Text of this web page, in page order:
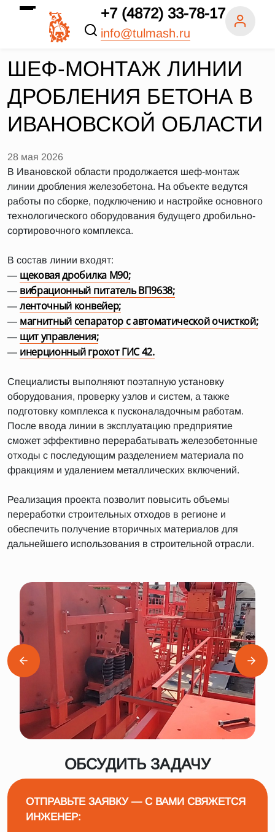
+7 (4872) 33-78-17
info@tulmash.ru
ШЕФ-МОНТАЖ ЛИНИИ
ДРОБЛЕНИЯ БЕТОНА В
ИВАНОВСКОЙ ОБЛАСТИ
28 мая 2026
В Ивановской области продолжается шеф-монтаж
линии дробления железобетона. На объекте ведутся
работы по сборке, подключению и настройке основного
технологического оборудования будущего дробильно-
сортировочного комплекса.
В состав линии входят:
— щековая дробилка М90;
— вибрационный питатель ВП9638;
— ленточный конвейер;
— магнитный сепаратор с автоматической очисткой;
— щит управления;
— инерционный грохот ГИС 42.
Специалисты выполняют поэтапную установку
оборудования, проверку узлов и систем, а также
подготовку комплекса к пусконаладочным работам.
После ввода линии в эксплуатацию предприятие
сможет эффективно перерабатывать железобетонные
отходы с последующим разделением материала по
фракциям и удалением металлических включений.
Реализация проекта позволит повысить объемы
переработки строительных отходов в регионе и
обеспечить получение вторичных материалов для
дальнейшего использования в строительной отрасли.
ОБСУДИТЬ ЗАДАЧУ
ОТПРАВЬТЕ ЗАЯВКУ — С ВАМИ СВЯЖЕТСЯ
ИНЖЕНЕР: